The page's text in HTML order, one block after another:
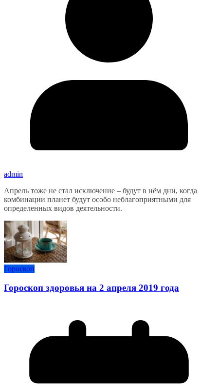
admin
Апрель тоже не стал исключение – будут в нём дни, когда
комбинации планет будут особо неблагоприятными для
определенных видов деятельности.
Гороскоп
Гороскоп здоровья на 2 апреля 2019 года